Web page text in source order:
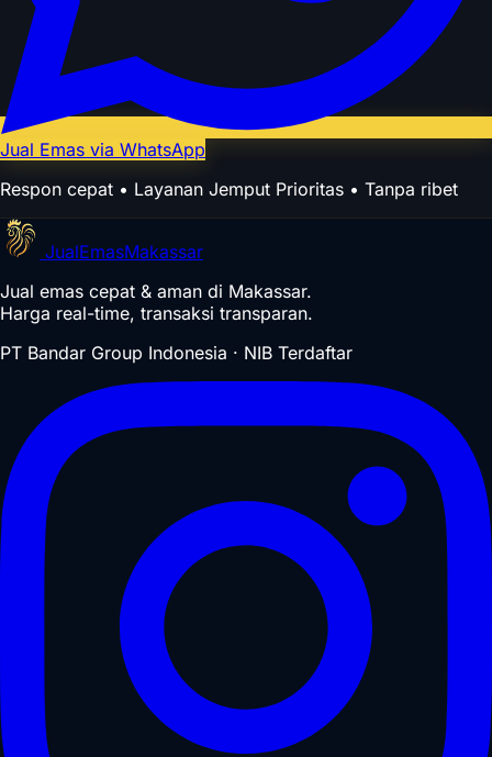
Jual Emas via WhatsApp
Respon cepat • Layanan Jemput Prioritas • Tanpa ribet
JualEmasMakassar
Jual emas cepat & aman di Makassar.
Harga real-time, transaksi transparan.
PT Bandar Group Indonesia · NIB Terdaftar